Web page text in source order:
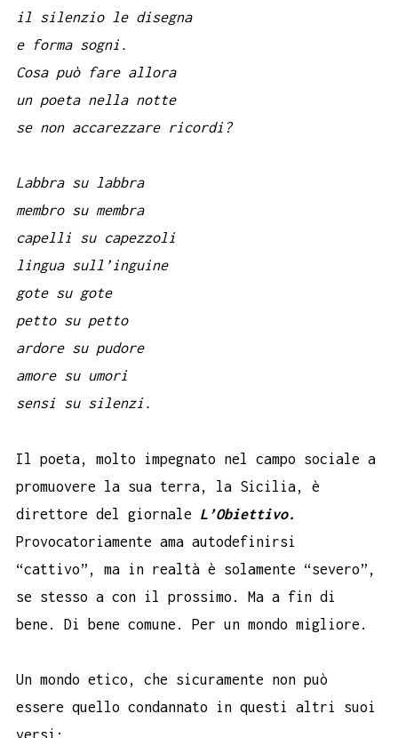
il silenzio le disegna
e forma sogni.
Cosa può fare allora
un poeta nella notte
se non accarezzare ricordi?
Labbra su labbra
membro su membra
capelli su capezzoli
lingua sull’inguine
gote su gote
petto su petto
ardore su pudore
amore su umori
sensi su silenzi.
Il poeta, molto impegnato nel campo sociale a
promuovere la sua terra, la Sicilia, è
direttore del giornale L’Obiettivo.
Provocatoriamente ama autodefinirsi
“cattivo”, ma in realtà è solamente “severo”,
se stesso a con il prossimo. Ma a fin di
bene. Di bene comune. Per un mondo migliore.
Un mondo etico, che sicuramente non può
essere quello condannato in questi altri suoi
versi: